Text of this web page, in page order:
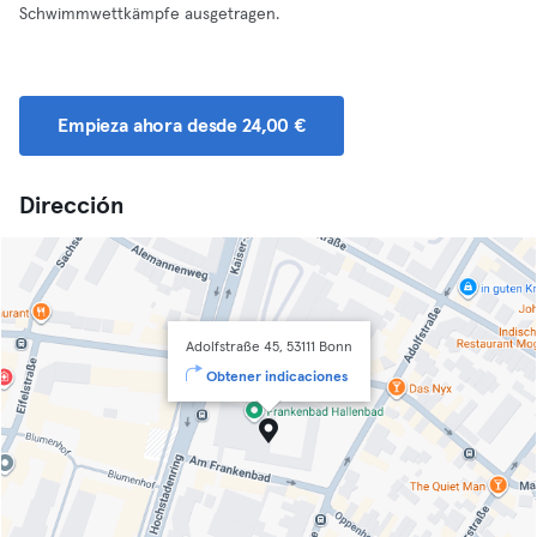
Schwimmwettkämpfe ausgetragen.
Empieza ahora desde 24,00 €
Dirección
Adolfstraße 45, 53111 Bonn
Obtener indicaciones